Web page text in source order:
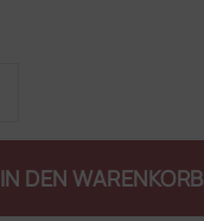
IN DEN WARENKORB